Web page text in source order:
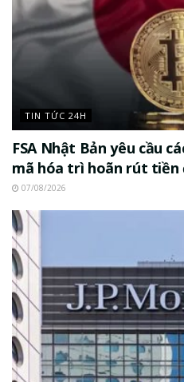
TIN TỨC 24H
FSA Nhật Bản yêu cầu
mã hóa trì hoãn rút tiền
07/08/2026